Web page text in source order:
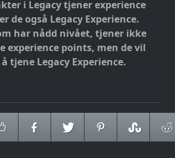
i Legacy tjener experience
de også Legacy Experience.
har nådd nivået, tjener ikke
experience points, men de vil
tjene Legacy Experience.